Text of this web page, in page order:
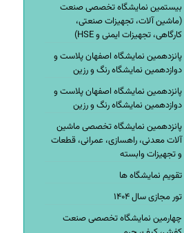
بیستمین نمایشگاه تخصصی صنعت
(ماشین آلات، تجهیزات صنعتی،
کارگاهی، تجهیزات ایمنی و HSE)
پانزدهمین نمایشگاه اصفهان پلاست و
دوازدهمین نمایشگاه رنگ و رزین
پانزدهمین نمایشگاه اصفهان پلاست و
دوازدهمین نمایشگاه رنگ و رزین
پانزدهمین نمایشگاه تخصصی ماشین
آلات معدنی، راهسازی، عمرانی، قطعات
و تجهیزات وابسته
تقویم نمایشگاه ها
تور مجازی سال ۱۴۰۴
چهارمین نمایشگاه تخصصی صنعت